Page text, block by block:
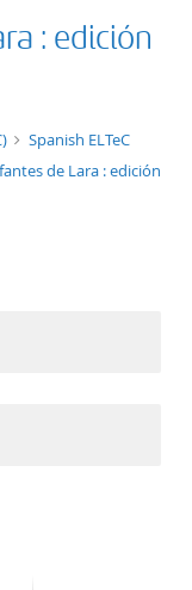
: edición
Spanish ELTeC
de Lara : edición